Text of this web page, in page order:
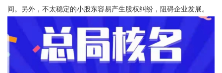
间。另外，不太稳定的小股东容易产生股权纠纷，阻碍企业发展。